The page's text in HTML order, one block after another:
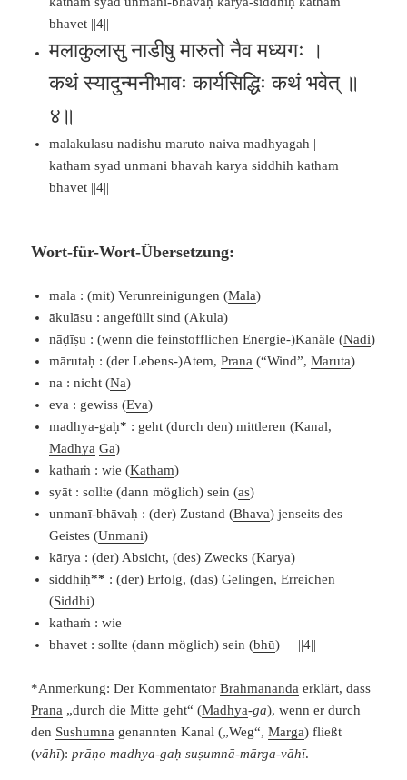
bhavet ||4||
मलाकुलासु नाडीषु मारुतो नैव मध्यगः ।
कथं स्यादुन्मनीभावः कार्यसिद्धिः कथं भवेत् ॥
४॥
malakulasu nadishu maruto naiva madhyagah |
katham syad unmani bhavah karya siddhih katham
bhavet ||4||
Wort-für-Wort-Übersetzung:
mala : (mit) Verunreinigungen (Mala)
ākulāsu : angefüllt sind (Akula)
nāḍīṣu : (wenn die feinstofflichen Energie-)Kanäle (Nadi)
mārutaḥ : (der Lebens-)Atem,Prana (“Wind”,Maruta)
na : nicht (Na)
eva : gewiss (Eva)
madhya-gaḥ* : geht (durch den) mittleren (Kanal,
Madhya Ga)
kathaṁ : wie (Katham)
syāt : sollte (dann möglich) sein (as)
unmanī-bhāvaḥ : (der) Zustand (Bhava) jenseits des
Geistes (Unmani)
kārya : (der) Absicht, (des) Zwecks (Karya)
siddhiḥ** : (der) Erfolg, (das) Gelingen, Erreichen
(Siddhi)
kathaṁ : wie
bhavet : sollte (dann möglich) sein (bhū) ||4||
*Anmerkung: Der KommentatorBrahmananda erklärt, dass
Prana „durch die Mitte geht“ (Madhya-ga), wenn er durch
den Sushumna genannten Kanal („Weg“,Marga) fließt
(vāhī):prāṇo madhya-gaḥ suṣumnā-mārga-vāhī.